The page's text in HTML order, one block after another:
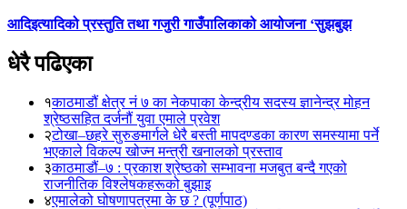
आदिइत्यादिको प्रस्तुति तथा गजुरी गाउँपालिकाको आयोजना ‘सुझबुझ
धेरै पढिएका
१काठमाडौं क्षेत्र नं ७ का नेकपाका केन्द्रीय सदस्य ज्ञानेन्द्र मोहन
श्रेष्ठसहित दर्जनौं युवा एमाले प्रवेश
२टोखा–छहरे सुरुङमार्गले धेरै बस्ती मापदण्डका कारण समस्यामा पर्ने
भएकाले विकल्प खोज्न मन्त्री खनालको प्रस्ताव
३काठमाडौं–७ : प्रकाश श्रेष्ठको सम्भावना मजबुत बन्दै गएको
राजनीतिक विश्लेषकहरूको बुझाइ
४एमालेको घोषणापत्रमा के छ ? (पूर्णपाठ)